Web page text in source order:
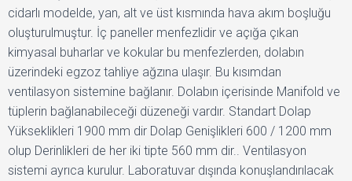
cidarlı modelde, yan, alt ve üst kısmında hava akım boşluğu
oluşturulmuştur. İç paneller menfezlidir ve açığa çıkan
kimyasal buharlar ve kokular bu menfezlerden, dolabın
üzerindeki egzoz tahliye ağzına ulaşır. Bu kısımdan
ventilasyon sistemine bağlanır. Dolabın içerisinde Manifold ve
tüplerin bağlanabileceği düzeneği vardır. Standart Dolap
Yükseklikleri 1900 mm dir Dolap Genişlikleri 600 / 1200 mm
olup Derinlikleri de her iki tipte 560 mm dir.. Ventilasyon
sistemi ayrıca kurulur. Laboratuvar dışında konuşlandırılacak